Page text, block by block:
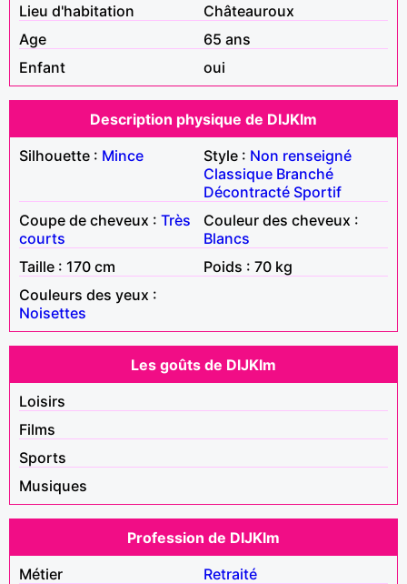
Lieu d'habitation
Châteauroux
Age
65 ans
Enfant
oui
Description physique de DlJKlm
Silhouette : Mince Style : Non renseigné
Classique Branché
Décontracté Sportif
Coupe de cheveux : Très
courts
Couleur des cheveux :
Blancs
Taille : 170 cm
Poids : 70 kg
Couleurs des yeux :
Noisettes
Les goûts de DlJKlm
Loisirs
Films
Sports
Musiques
Profession de DlJKlm
Métier
Retraité